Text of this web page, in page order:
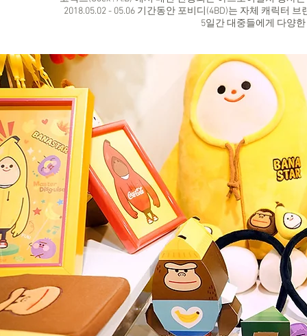
2018.05.02 - 05.06 기간동안 포비디(4BD)는 자체 캐릭터
5일간 대중들에게 다양